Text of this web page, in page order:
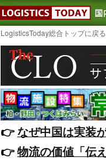
LogisticsToday総合トップに戻る
👉️なぜ中国は実装
👉️物流の価値「伝